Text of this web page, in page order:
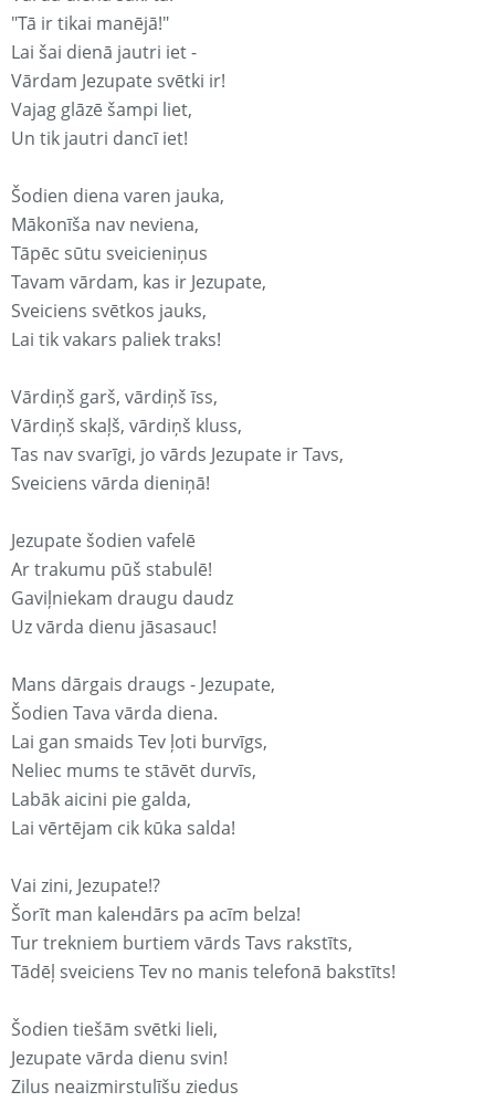
"Tā ir tikai manējā!"
Lai šai dienā jautri iet -
Vārdam Jezupate svētki ir!
Vajag glāzē šampi liet,
Un tik jautri dancī iet!
Šodien diena varen jauka,
Mākonīša nav neviena,
Tāpēc sūtu sveicieniņus
Tavam vārdam, kas ir Jezupate,
Sveiciens svētkos jauks,
Lai tik vakars paliek traks!
Vārdiņš garš, vārdiņš īss,
Vārdiņš skaļš, vārdiņš kluss,
Tas nav svarīgi, jo vārds Jezupate ir Tavs,
Sveiciens vārda dieniņā!
Jezupate šodien vafelē
Ar trakumu pūš stabulē!
Gaviļniekam draugu daudz
Uz vārda dienu jāsasauc!
Mans dārgais draugs - Jezupate,
Šodien Tava vārda diena.
Lai gan smaids Tev ļoti burvīgs,
Neliec mums te stāvēt durvīs,
Labāk aicini pie galda,
Lai vērtējam cik kūka salda!
Vai zini, Jezupate!?
Šorīt man kaleнdārs pa acīm belza!
Tur trekniem burtiem vārds Tavs rakstīts,
Tādēļ sveiciens Tev no manis telefonā bakstīts!
Šodien tiešām svētki lieli,
Jezupate vārda dienu svin!
Zilus neaizmirstulīšu ziedus